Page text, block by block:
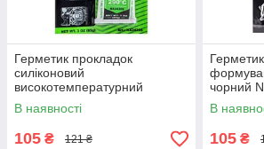
Герметик прокладок
силіконовий
високотемпературний
прозорий NOWAX -73+290°С
85г (NX34309)
В наявності
105 ₴ 121 ₴
чорний
85г
В
105 ₴